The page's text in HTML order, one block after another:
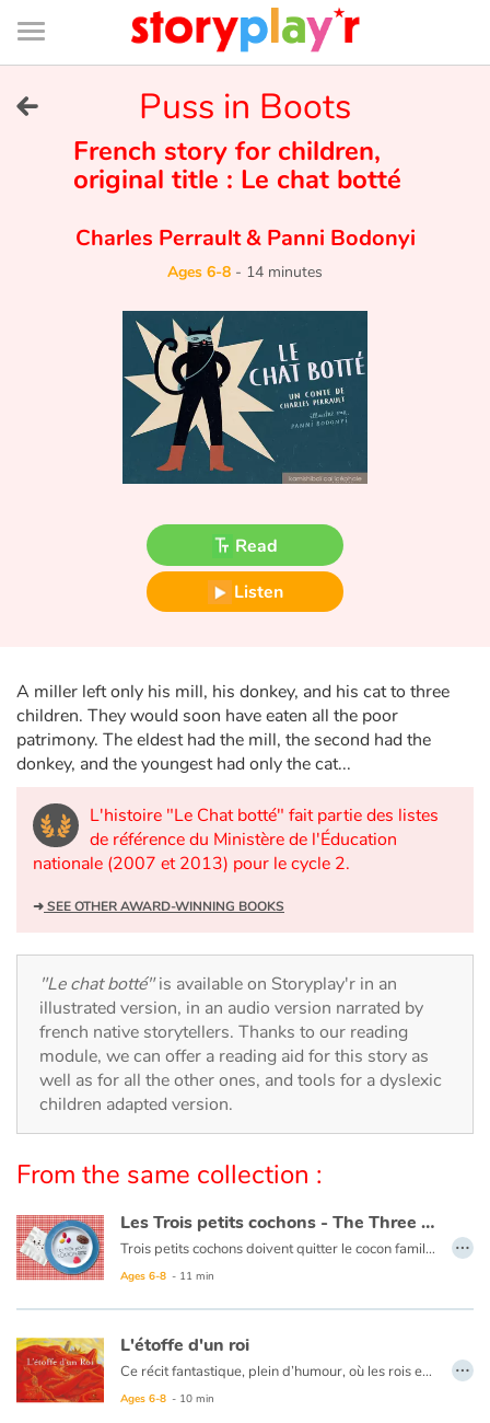
Connexion
Bibliothèque
de
page
Tales and classics in french
Princesses and princes, kings, queens and dragons
Ogres, monsters and witches
Ecology, nature, seasons
The animals
Travel, epic, investigation, adventure
Around the world
Arts, space, activities
Documentaries
With the family
Festivals and events
Love and friendship
Social issues
Puss in Boots
French story for children,
original title : Le chat botté
Charles Perrault&Panni Bodonyi
Ages 6-8 - 14 minutes
Read
Listen
A miller left only his mill, his donkey, and his cat to three
children. They would soon have eaten all the poor
patrimony. The eldest had the mill, the second had the
donkey, and the youngest had only the cat...
L'histoire "Le Chat botté" fait partie des listes
de référence du Ministère de l'Éducation
nationale (2007 et 2013) pour le cycle 2.
➜SEE OTHER AWARD-WINNING BOOKS
"Le chat botté"is available on Storyplay'r in an
illustrated version, in an audio version narrated by
french native storytellers. Thanks to our reading
module, we can offer a reading aid for this story as
well as for all the other ones, and tools for a dyslexic
children adapted version.
From the same collection :
Les Trois petits cochons - The Three Little Pigs
Trois petits cochons doivent quitter le cocon familial, partir seuls sur la grande route de la vie et se construire chacun une maison : bricoler un abri de paille, assembler un cabanon de branches, construire une maison. Mais tout se complique quand un
Le texte est en français et en anglais.
Ages 6-8 - 11 min
…
L'étoffe d'un roi
Ce récit fantastique, plein d’humour, où les rois et les reines se côtoient quotidiennement, s’attache à des notions humaines : celles du sacrifice pour le bonheur du plus grand nombre, du pouvoir et de la tyrannie, de la ruse et de la trahison.
Ages 6-8 - 10 min
…